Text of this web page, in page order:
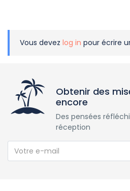
Vous devez log in pour écrire
Obtenir des
encore
Des pensées
réception